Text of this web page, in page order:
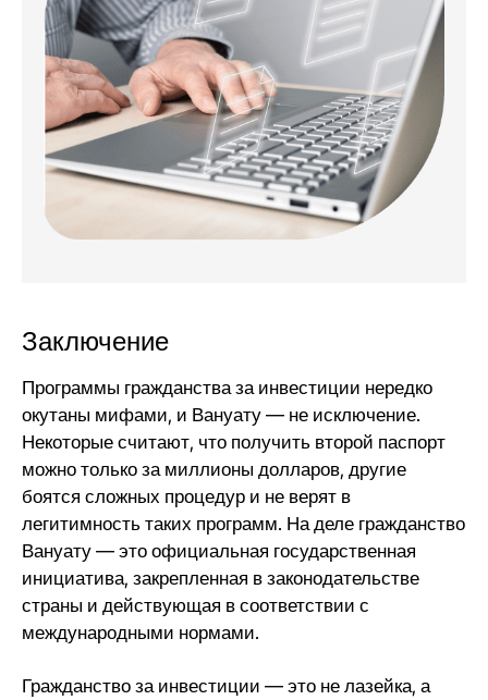
Заключение
Программы гражданства за инвестиции нередко
окутаны мифами, и Вануату — не исключение.
Некоторые считают, что получить второй паспорт
можно только за миллионы долларов, другие
боятся сложных процедур и не верят в
легитимность таких программ. На деле гражданство
Вануату — это официальная государственная
инициатива, закрепленная в законодательстве
страны и действующая в соответствии с
международными нормами.
Гражданство за инвестиции — это не лазейка, а